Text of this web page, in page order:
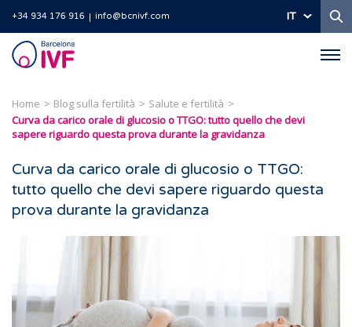
+34 934 176 916 info@bcnivf.com IT
Barcelona
IVF
Home Blog sulla fertilità
Salute e fertilità
Curva da carico orale di glucosio o TTGO: tutto quello che devi
sapere riguardo questa prova durante la gravidanza
Curva da carico orale di glucosio o TTGO:
tutto quello che devi sapere riguardo questa
prova durante la gravidanza